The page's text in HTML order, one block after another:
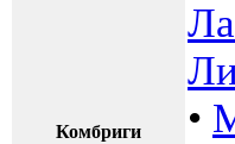
Комбриги
•